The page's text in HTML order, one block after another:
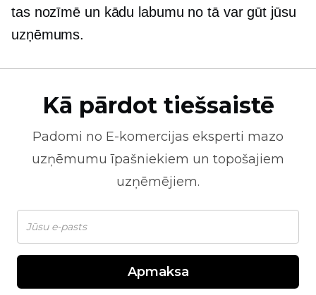
tas nozīmē un kādu labumu no tā var gūt jūsu
uzņēmums.
Kā pārdot tiešsaistē
Padomi no E-komercijas eksperti mazo
uzņēmumu īpašniekiem un topošajiem
uzņēmējiem.
Apmaksa